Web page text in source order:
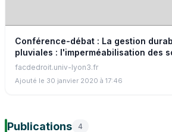
Conférence-débat : La gestion
pluviales : l'imperméabilisation des
facdedroit.univ-lyon3.fr
Ajouté le 30 janvier 2020 à 17:46
Publications 4